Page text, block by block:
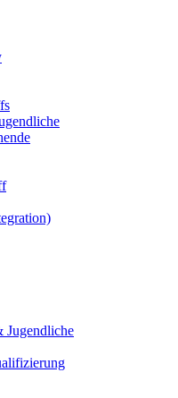
Jugendliche